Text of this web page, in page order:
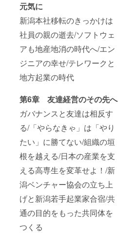
元気に
新潟本社移転のきっかけは
社員の親の逝去/ソフトウェ
アも地産地消の時代へ/エン
ジニアの幸せ/テレワークと
地方起業の時代
第6章 友達経営のその先へ
ガバナンスと友達は相反す
る/「やらなきゃ」は「やり
たい」に勝てない/組織の垣
根を越える/日本の産業を支
える高専生を変革せよ！/新
潟ベンチャー協会の立ち上
げと新潟若手起業家合宿/共
通の目的をもった共同体を
つくる